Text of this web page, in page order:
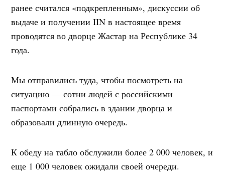
ранее считался «подкрепленным», дискуссии об
выдаче и получении IIN в настоящее время
проводятся во дворце Жастар на Республике 34
года.
Мы отправились туда, чтобы посмотреть на
ситуацию — сотни людей с российскими
паспортами собрались в здании дворца и
образовали длинную очередь.
К обеду на табло обслужили более 2 000 человек, и
еще 1 000 человек ожидали своей очереди.